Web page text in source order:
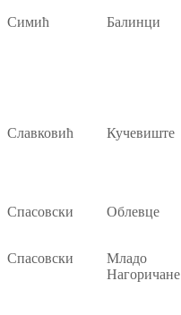
Симић
Балинци
Славковић
Кучевиште
Спасовски
Облевце
Спасовски
Младо
Нагоричане